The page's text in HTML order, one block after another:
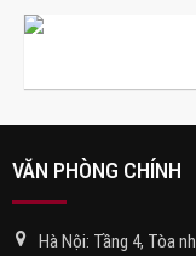
VĂN PHÒNG CHÍNH
Hà Nội: Tầng 4, Tòa